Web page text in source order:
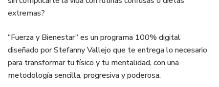
extremas?
“Fuerza y Bienestar” es un programa 100% digital
diseñado por Stefanny Vallejo que te entrega lo necesario
para transformar tu físico y tu mentalidad, con una
metodología sencilla, progresiva y poderosa.